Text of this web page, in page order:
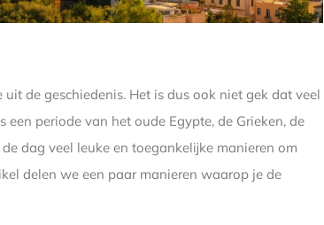
de geschiedenis. Het is dus ook niet gek dat veel
periode van het oude Egypte, de Grieken, de
dag veel leuke en toegankelijke manieren om
delen we een paar manieren waarop je de